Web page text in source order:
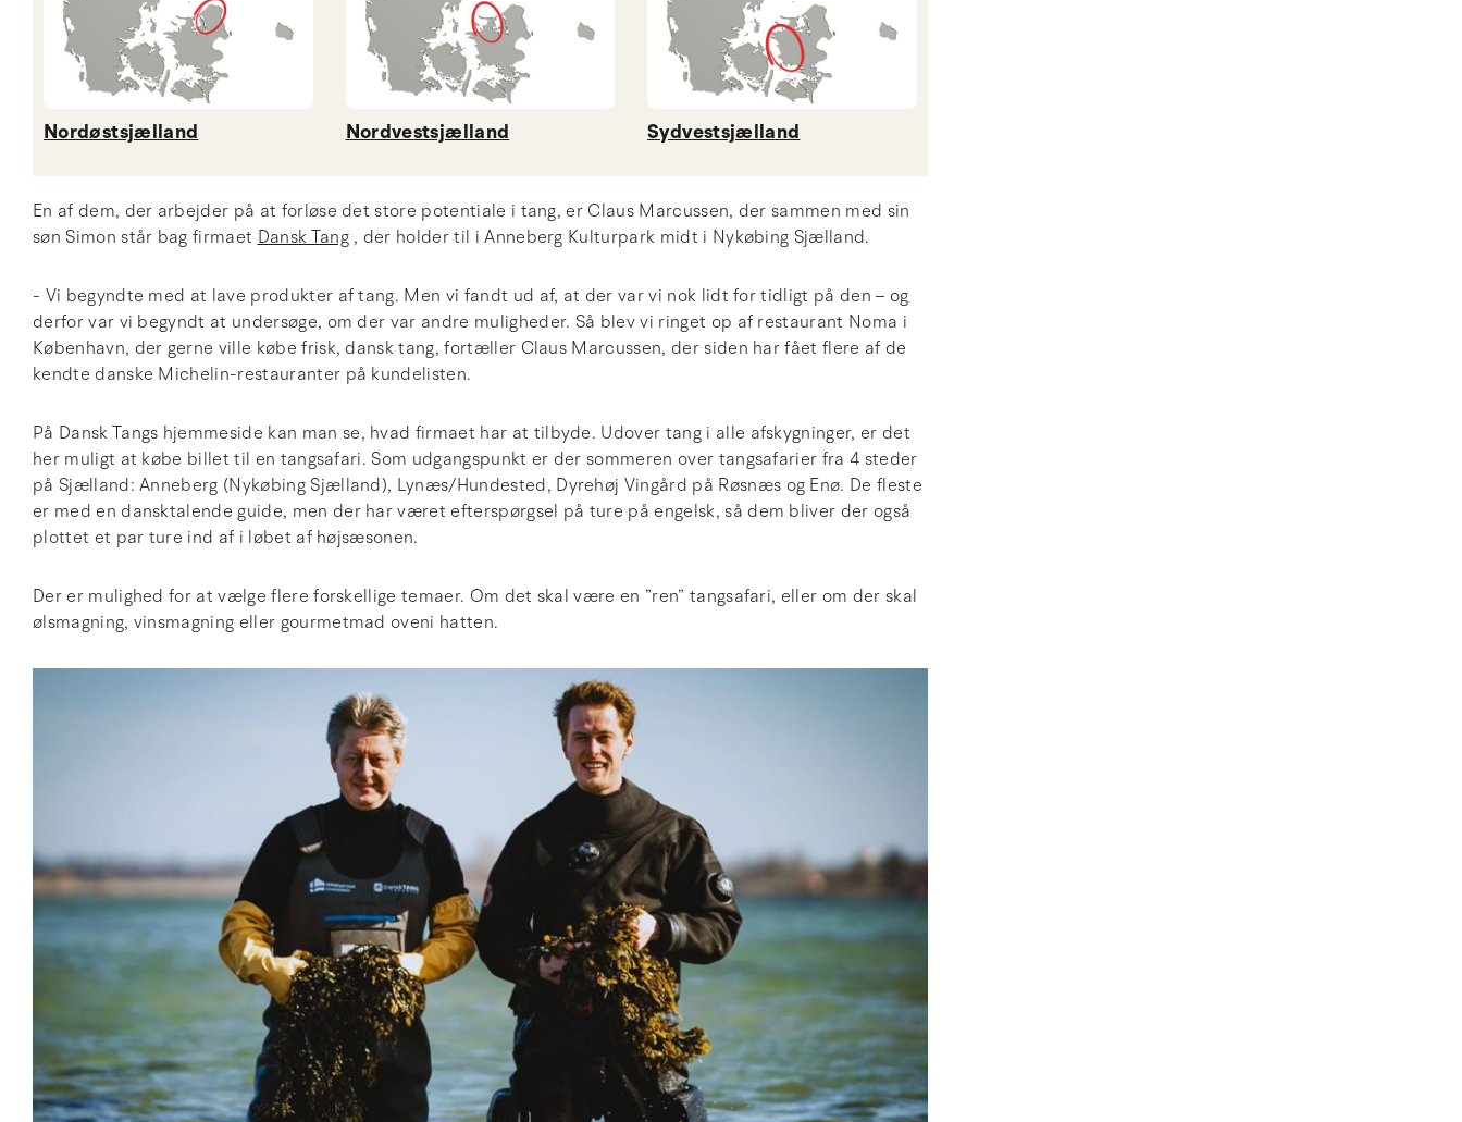
Nordøstsjælland Nordvestsjælland Sydvestsjælland
En af dem, der arbejder på at forløse det store potentiale i tang, er Claus Marcussen, der sammen med sin
søn Simon står bag firmaet Dansk Tang, der holder til i Anneberg Kulturpark midt i Nykøbing Sjælland.
- Vi begyndte med at lave produkter af tang. Men vi fandt ud af, at der var vi nok lidt for tidligt på den – og
derfor var vi begyndt at undersøge, om der var andre muligheder. Så blev vi ringet op af restaurant Noma i
København, der gerne ville købe frisk, dansk tang, fortæller Claus Marcussen, der siden har fået flere af de
kendte danske Michelin-restauranter på kundelisten.
På Dansk Tangs hjemmeside kan man se, hvad firmaet har at tilbyde. Udover tang i alle afskygninger, er det
her muligt at købe billet til en tangsafari. Som udgangspunkt er der sommeren over tangsafarier fra 4 steder
på Sjælland: Anneberg (Nykøbing Sjælland), Lynæs/Hundested, Dyrehøj Vingård på Røsnæs og Enø. De fleste
er med en dansktalende guide, men der har været efterspørgsel på ture på engelsk, så dem bliver der også
plottet et par ture ind af i løbet af højsæsonen.
Der er mulighed for at vælge flere forskellige temaer. Om det skal være en ”ren” tangsafari, eller om der skal
ølsmagning, vinsmagning eller gourmetmad oveni hatten.